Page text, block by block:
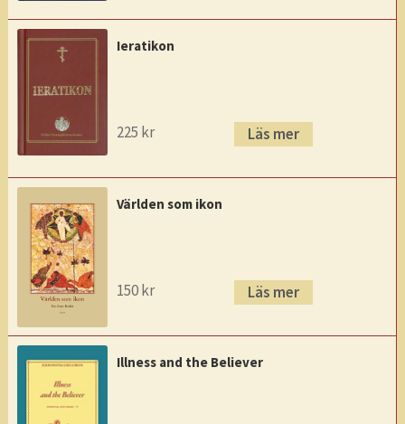
Ieratikon
225 kr Läs mer
Världen som ikon
150kr Läs mer
Illness and the Believer